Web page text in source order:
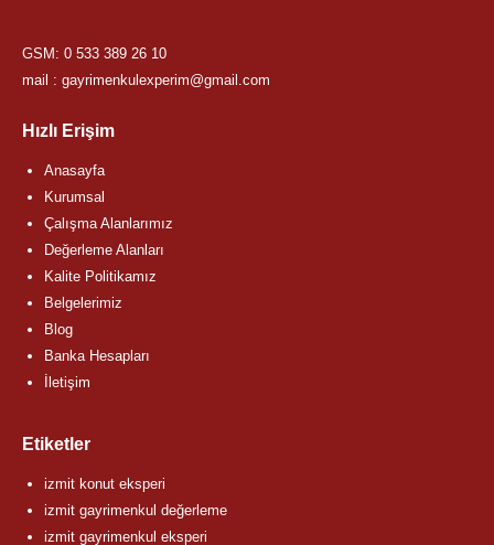
GSM: 0 533 389 26 10
mail : gayrimenkulexperim@gmail.com
Hızlı Erişim
Anasayfa
Kurumsal
Çalışma Alanlarımız
Değerleme Alanları
Kalite Politikamız
Belgelerimiz
Blog
Banka Hesapları
İletişim
Etiketler
izmit konut eksperi
izmit gayrimenkul değerleme
izmit gayrimenkul eksperi